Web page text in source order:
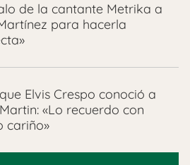
de la cantante Metrika a
para hacerla
Elvis Crespo conoció a
«Lo recuerdo con
cariño»